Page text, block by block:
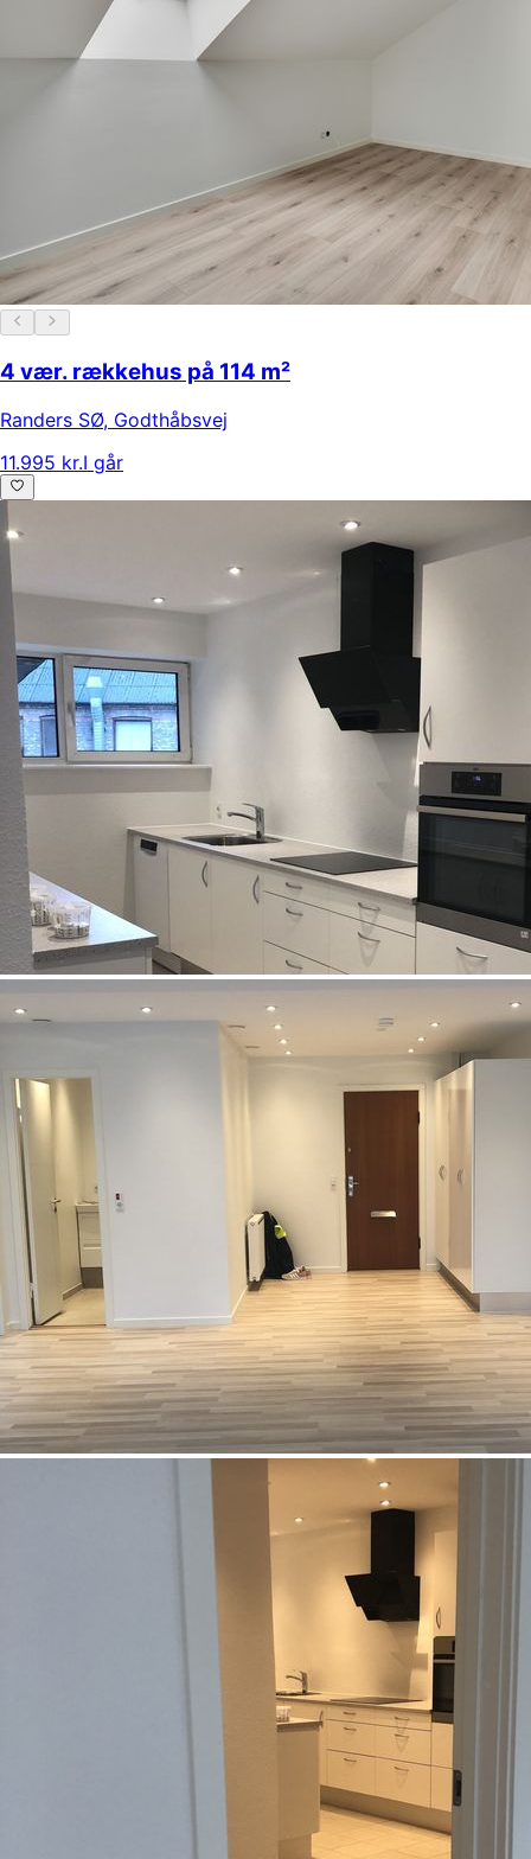
4 vær. rækkehus på 114 m²
Randers SØ, Godthåbsvej
11.995 kr.I går